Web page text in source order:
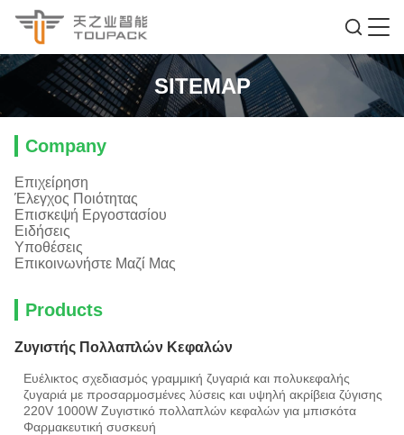
SITEMAP
Company
Επιχείρηση
Έλεγχος Ποιότητας
Επισκεψή Εργοστασίου
Ειδήσεις
Υποθέσεις
Επικοινωνήστε Μαζί Μας
Products
Ζυγιστής Πολλαπλών Κεφαλών
Ευέλικτος σχεδιασμός γραμμική ζυγαριά και πολυκεφαλής
ζυγαριά με προσαρμοσμένες λύσεις και υψηλή ακρίβεια ζύγισης
220V 1000W Ζυγιστικό πολλαπλών κεφαλών για μπισκότα
Φαρμακευτική συσκευή